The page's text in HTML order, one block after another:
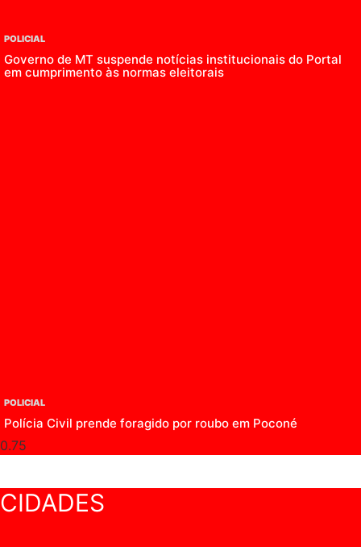
POLICIAL
Governo de MT suspende notícias institucionais do Portal
em cumprimento às normas eleitorais
POLICIAL
Polícia Civil prende foragido por roubo em Poconé
CIDADES